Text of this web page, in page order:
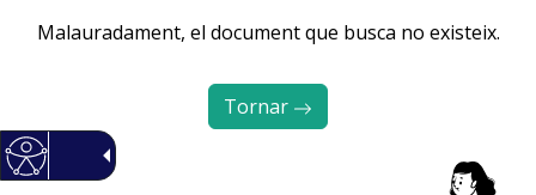
Malauradament, el document que busca no existeix.